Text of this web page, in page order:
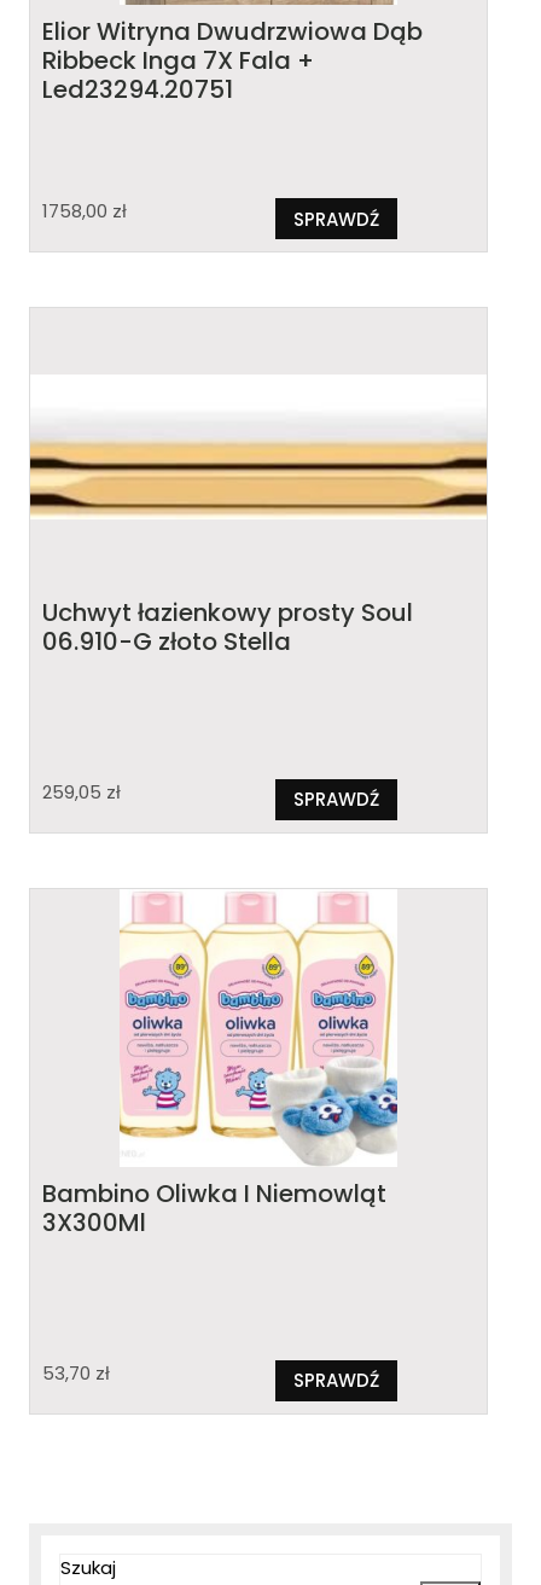
Elior Witryna Dwudrzwiowa Dąb
Ribbeck Inga 7X Fala +
Led23294.20751
1758,00 zł SPRAWDŹ
Uchwyt łazienkowy prosty Soul
06.910-G złoto Stella
259,05 zł SPRAWDŹ
Bambino Oliwka I Niemowląt
3X300Ml
53,70 zł SPRAWDŹ
Szukaj